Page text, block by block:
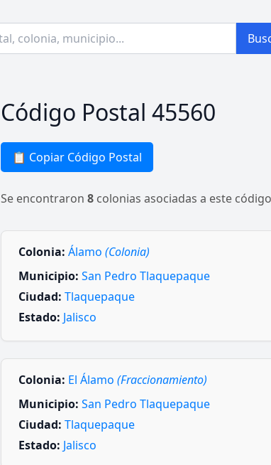
Código Postal 45560
📋 Copiar Código Postal
Se encontraron 8 colonias asociadas a este
Colonia: Álamo (Colonia)
Municipio: San Pedro Tlaquepaque
Ciudad: Tlaquepaque
Estado: Jalisco
Colonia: El Álamo (Fraccionamiento)
Municipio: San Pedro Tlaquepaque
Ciudad: Tlaquepaque
Estado: Jalisco